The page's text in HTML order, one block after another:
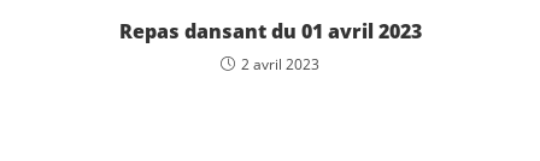
Repas dansant du 01 avril 2023
2 avril 2023